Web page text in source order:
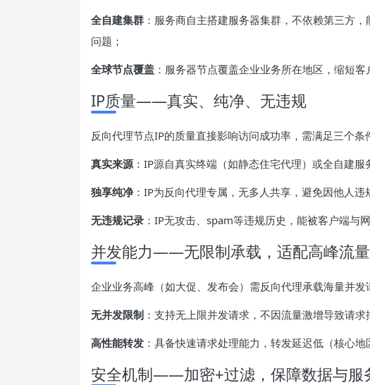
全自建集群 ：服务商自主搭建服务器集群，不依赖第三方
问题；
全球节点覆盖 ：服务器节点覆盖企业业务所在地区，缩短
IP质量——真实、纯净、无违规
反向代理节点IP的质量直接影响访问成功率，需满足三个条
真实来源 ：IP源自真实终端（如静态住宅代理）或全自建
独享纯净 ：IP为反向代理专属，无多人共享，避免因他人违
无违规记录 ：IP无攻击、spam等违规历史，能被客户端与网
并发能力——无限制承载，适配高峰流量
企业业务高峰（如大促、发布会）需反向代理承载海量并发
无并发限制 ：支持无上限并发请求，不因流量激增导致请求
高性能转发 ：具备快速请求处理能力，转发延迟低（核心
安全机制——加密+过滤，保障数据与服